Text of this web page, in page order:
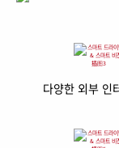
다양한 외부 인